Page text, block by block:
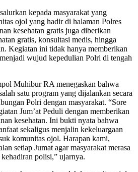
kepada masyarakat yang
ojol yang hadir di halaman Polres
kesehatan gratis juga diberikan
gratis, konsultasi medis, hingga
Kegiatan ini tidak hanya memberikan
wujud kepedulian Polri di tengah
Muhibur RA menegaskan bahwa
satu program yang dijalankan secara
Polri dengan masyarakat. “Sore
Jum’at Peduli dengan memberikan
kesehatan. Ini bukti nyata bahwa
sekaligus menjalin kekeluargaan
komunitas ojol. Harapan kami,
setiap Jumat agar masyarakat merasa
polisi,” ujarnya.